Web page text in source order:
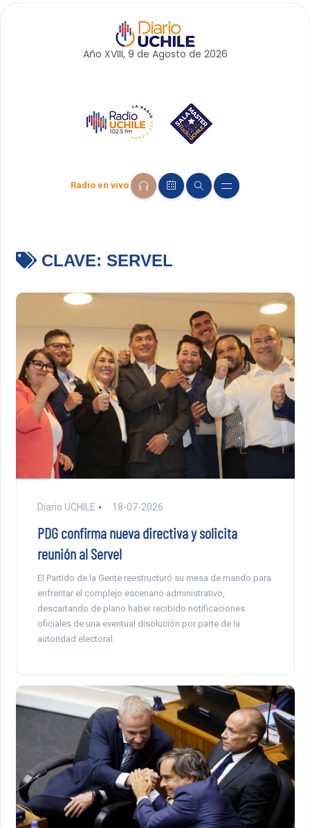
Año XVIII, 9 de Agosto de 2026
Radio en vivo
CLAVE: SERVEL
Diario UCHILE 18-07-2026
PDG confirma nueva directiva y solicita
reunión al Servel
El Partido de la Gente reestructuró su mesa de mando para
enfrentar el complejo escenario administrativo,
descartando de plano haber recibido notificaciones
oficiales de una eventual disolución por parte de la
autoridad electoral.